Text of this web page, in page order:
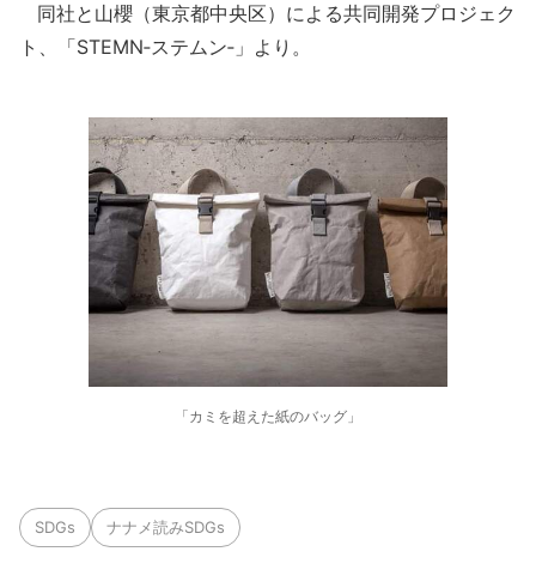
同社と山櫻（東京都中央区）による共同開発プロジェク
ト、「STEMN‐ステムン‐」より。
「カミを超えた紙のバッグ」
SDGs ナナメ読みSDGs